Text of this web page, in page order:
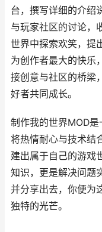
台，撰写详细的介绍
与玩家社区的讨论，
世界中探索欢笑，提
为创作者最大的快乐
接创意与社区的桥梁
好者共同成长。
制作我的世界MOD
将热情耐心与技术结
建出属于自己的游戏
知识，更是解决问题
并分享出去，你便为
独特的光芒。